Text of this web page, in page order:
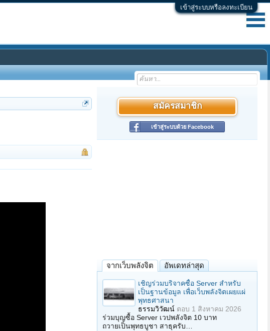
เข้าสู่ระบบหรือลงทะเบียน
สมัครสมาชิก
เข้าสู่ระบบด้วย Facebook
จากเว็บพลังจิต อัพเดทล่าสุด
เชิญร่วมบริจาคซื้อ Server สำหรับ
เป็นฐานข้อมูล เพื่อเว็บพลังจิตเผยแผ่
พุทธศาสนา
ธรรมวิวัฒน์ ตอบ 1 สิงหาคม 2026
ร่วมบุญซื้อ Server เวปพลังจิต 10 บาท
ถวายเป็นพุทธบูชา สาธุครับ…